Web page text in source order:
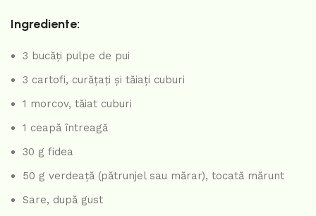
Ingrediente:
3 bucăți pulpe de pui
3 cartofi, curățați și tăiați cuburi
1 morcov, tăiat cuburi
1 ceapă întreagă
30 g fidea
50 g verdeață (pătrunjel sau mărar), tocată mărunt
Sare, după gust